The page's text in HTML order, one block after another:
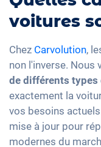
voitures
Chez Carvolution,
non l'inverse. Nous
de différents types
exactement la
vos besoins
mise à jour pour
modernes du